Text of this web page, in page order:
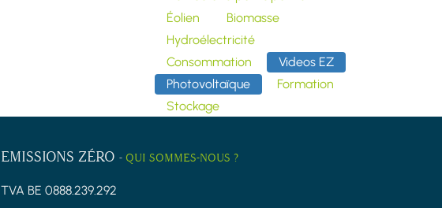
Éolien
Biomasse
Hydroélectricité
Consommation
Videos EZ
Photovoltaïque
Formation
Stockage
EMISSIONS ZÉRO - QUI SOMMES-NOUS ?
TVA BE 0888.239.292